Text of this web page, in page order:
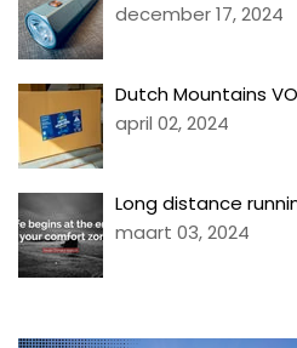
december 17, 2024
Dutch Mountains
april 02, 2024
Long distance
maart 03, 2024